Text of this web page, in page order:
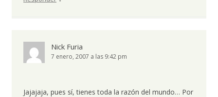
Nick Furia
7 enero, 2007 a las 9:42 pm
Jajajaja, pues sí, tienes toda la razón del mundo… Por